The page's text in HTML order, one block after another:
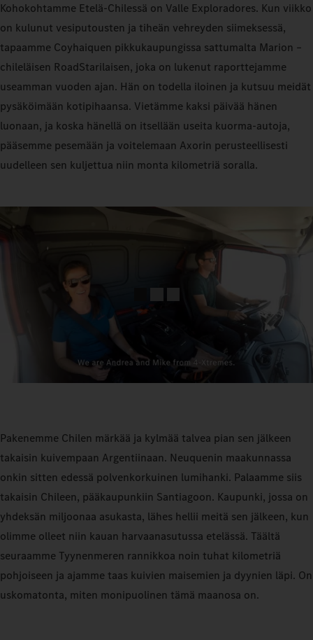
Kohokohtamme Etelä-Chilessä on Valle Exploradores. Kun viikko
on kulunut vesiputousten ja tiheän vehreyden siimeksessä,
tapaamme Coyhaiquen pikkukaupungissa sattumalta Marion –
chileläisen RoadStarilaisen, joka on lukenut raporttejamme
useamman vuoden ajan. Hän on todella iloinen ja kutsuu meidät
pysäköimään kotipihaansa. Vietämme kaksi päivää hänen
luonaan, ja koska hänellä on itsellään useita kuorma-autoja,
pääsemme pesemään ja voitelemaan Axorin perusteellisesti
uudelleen sen kuljettua niin monta kilometriä soralla.
Pakenemme Chilen märkää ja kylmää talvea pian sen jälkeen
takaisin kuivempaan Argentiinaan. Neuquenin maakunnassa
onkin sitten edessä polvenkorkuinen lumihanki. Palaamme siis
takaisin Chileen, pääkaupunkiin Santiagoon. Kaupunki, jossa on
yhdeksän miljoonaa asukasta, lähes hellii meitä sen jälkeen, kun
olimme olleet niin kauan harvaanasutussa etelässä. Täältä
seuraamme Tyynenmeren rannikkoa noin tuhat kilometriä
pohjoiseen ja ajamme taas kuivien maisemien ja dyynien läpi. On
uskomatonta, miten monipuolinen tämä maanosa on.